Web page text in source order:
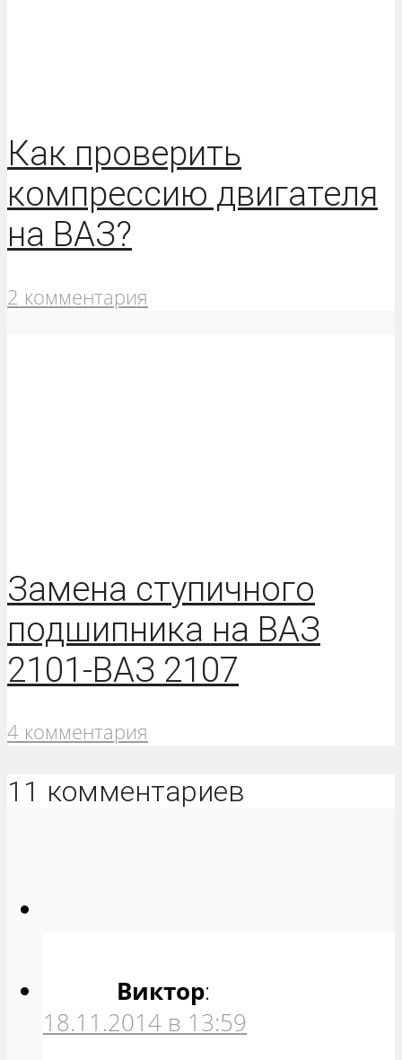
Как проверить
компрессию двигателя
на ВАЗ?
2 комментария
Замена ступичного
подшипника на ВАЗ
2101-ВАЗ 2107
4 комментария
11 комментариев
Виктор:
18.11.2014 в 13:59